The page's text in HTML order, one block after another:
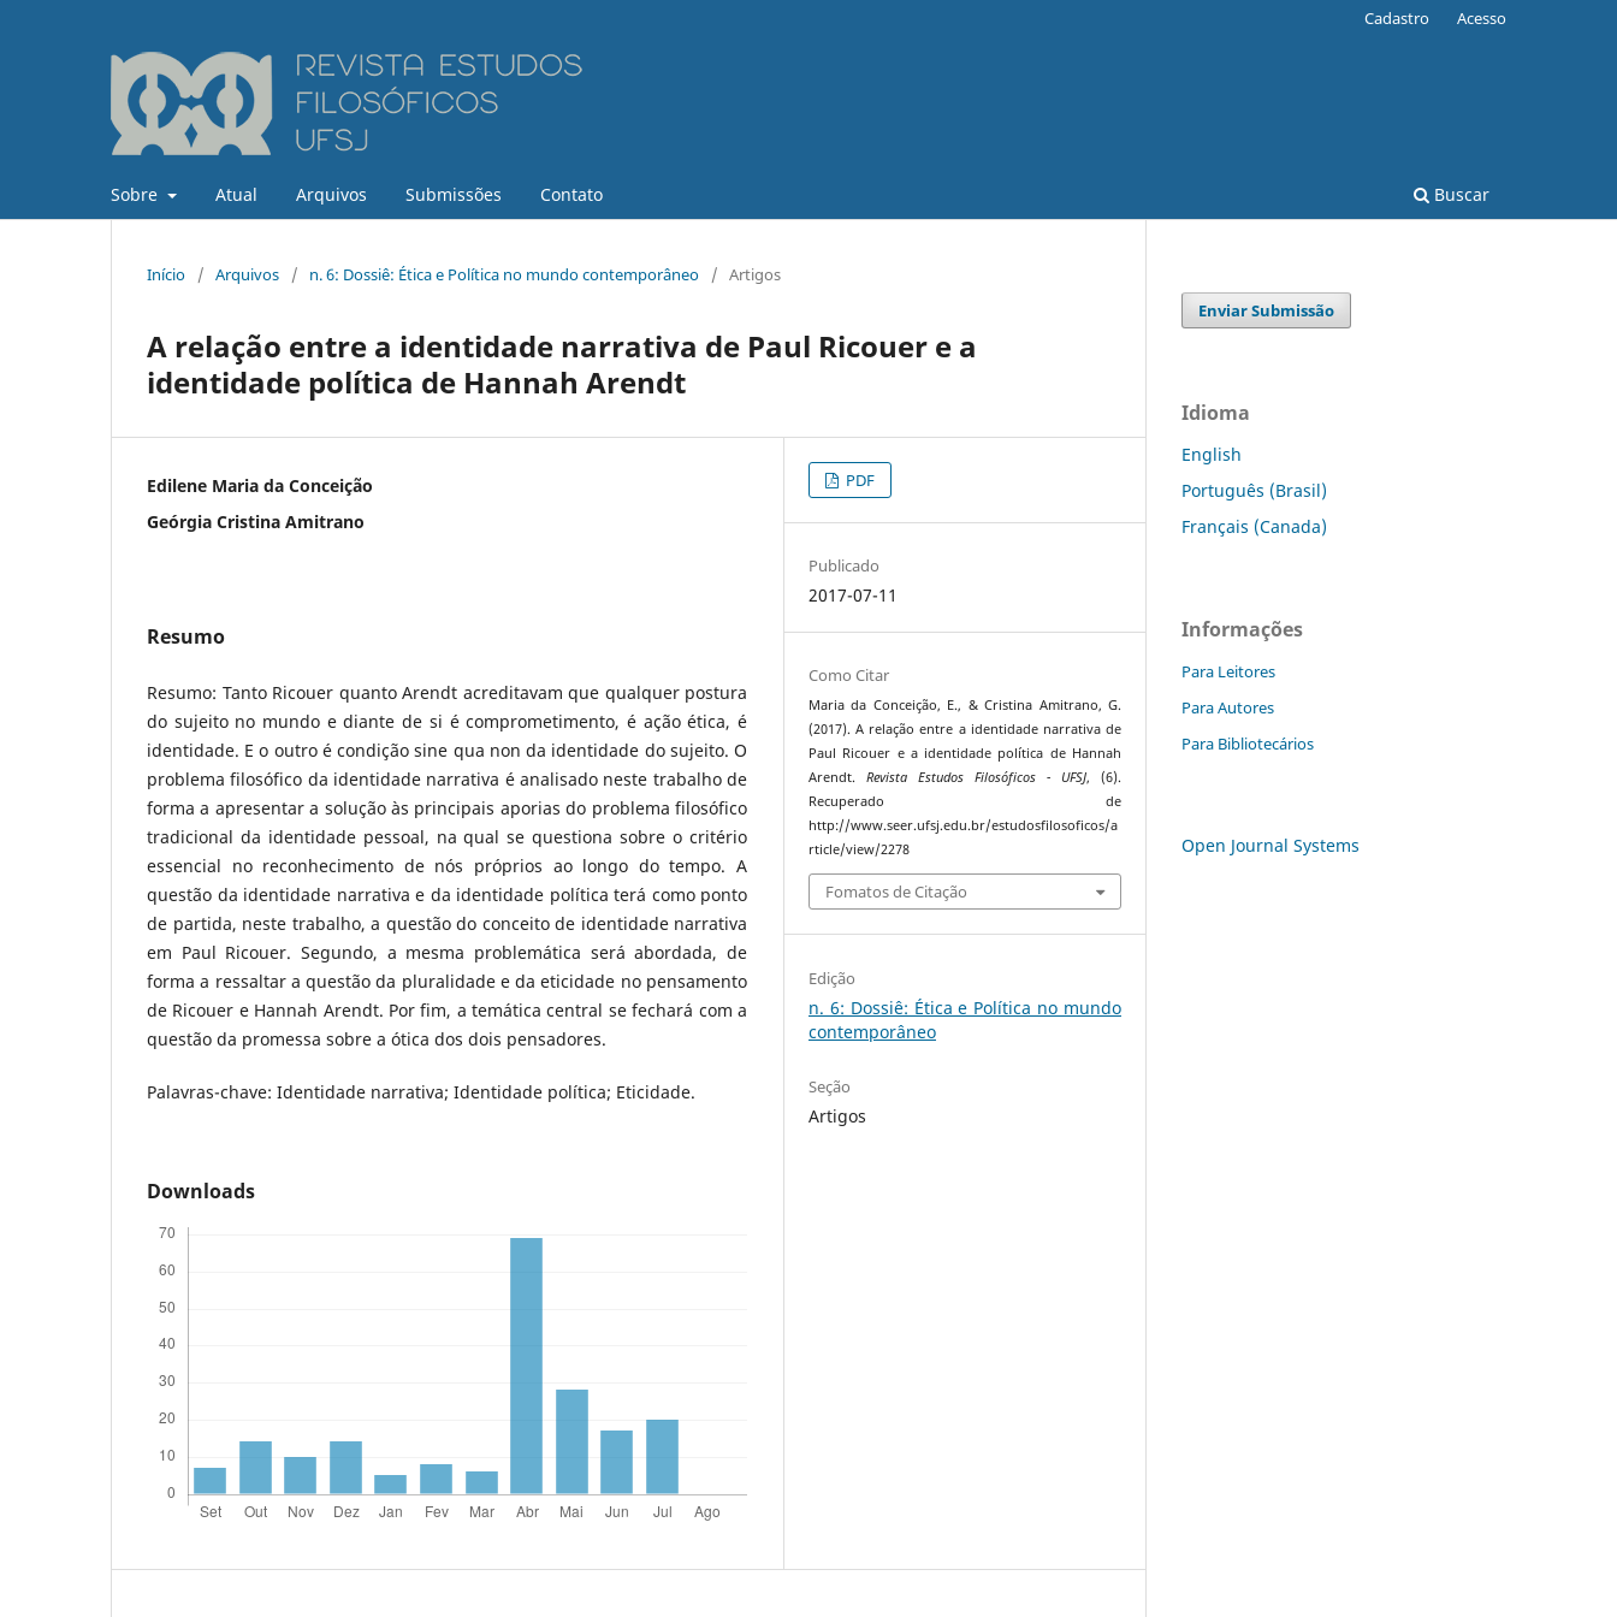
Sobre Atual Arquivos Submissões Contato Buscar
Cadastro Acesso
Início / Arquivos / n. 6: Dossiê: Ética e Política no mundo contemporâneo / Artigos
A relação entre a identidade narrativa de Paul Ricouer e a
identidade política de Hannah Arendt
Edilene Maria da Conceição
Geórgia Cristina Amitrano
Resumo
Resumo: Tanto Ricouer quanto Arendt acreditavam que qualquer postura
do sujeito no mundo e diante de si é comprometimento, é ação ética, é
identidade. E o outro é condição sine qua non da identidade do sujeito. O
problema filosófico da identidade narrativa é analisado neste trabalho de
forma a apresentar a solução às principais aporias do problema filosófico
tradicional da identidade pessoal, na qual se questiona sobre o critério
essencial no reconhecimento de nós próprios ao longo do tempo. A
questão da identidade narrativa e da identidade política terá como ponto
de partida, neste trabalho, a questão do conceito de identidade narrativa
em Paul Ricouer. Segundo, a mesma problemática será abordada, de
forma a ressaltar a questão da pluralidade e da eticidade no pensamento
de Ricouer e Hannah Arendt. Por fim, a temática central se fechará com a
questão da promessa sobre a ótica dos dois pensadores.
Palavras-chave: Identidade narrativa; Identidade política; Eticidade.
Downloads
PDF
Publicado
2017-07-11
Como Citar
Maria da Conceição, E., & Cristina Amitrano, G.
(2017). A relação entre a identidade narrativa de
Paul Ricouer e a identidade política de Hannah
Arendt.Revista Estudos Filosóficos - UFSJ, (6).
Recuperado de
http://www.seer.ufsj.edu.br/estudosfilosoficos/a
rticle/view/2278
Fomatos de Citação
Edição
n. 6: Dossiê: Ética e Política no mundo
contemporâneo
Seção
Artigos
Enviar Submissão
Idioma
English
Português (Brasil)
Français (Canada)
Informações
Para Leitores
Para Autores
Para Bibliotecários
Open Journal Systems